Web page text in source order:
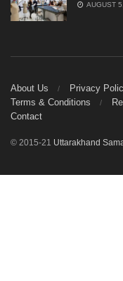
AUGUST
About Us Privacy
Terms & Conditions
Contact
© 2015-21 Uttarakhand